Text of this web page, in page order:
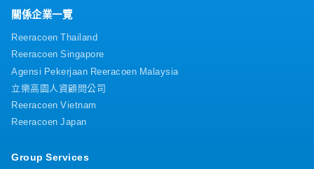
關係企業一覽
Reeracoen Thailand
Reeracoen Singapore
Agensi Pekerjaan Reeracoen Malaysia
立樂高園人資顧問公司
Reeracoen Vietnam
Reeracoen Japan
Group Services